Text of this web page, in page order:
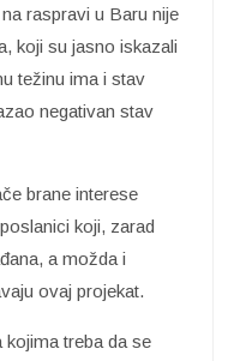
raspravi u Baru nije
koji su jasno iskazali
težinu ima i stav
negativan stav
brane interese
koji, zarad
a možda i
ovaj projekat.
treba da se